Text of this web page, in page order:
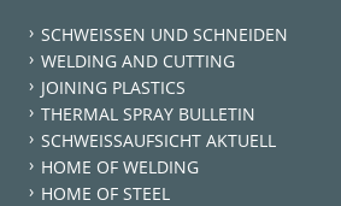
SCHWEISSEN UND SCHNEIDEN
WELDING AND CUTTING
JOINING PLASTICS
THERMAL SPRAY BULLETIN
SCHWEISSAUFSICHT AKTUELL
HOME OF WELDING
HOME OF STEEL